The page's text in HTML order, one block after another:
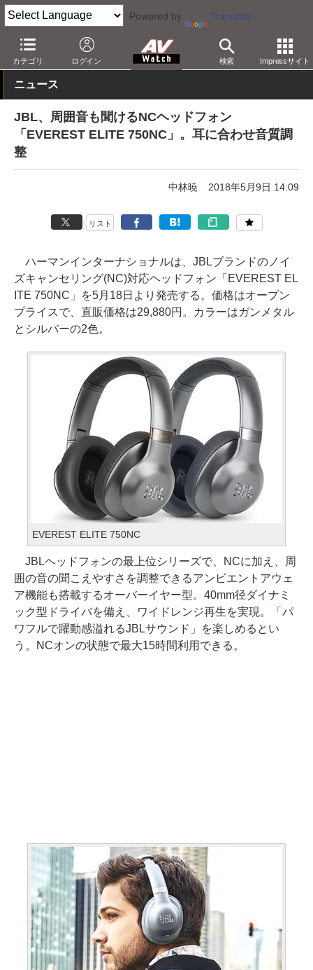
Powered by Translate
カテゴリ ログイン 検索 Impressサイト
AV Watch 製品 ヘッドフォン JBL
ニュース
JBL、周囲音も聞けるNCヘッドフォン
「EVEREST ELITE 750NC」。耳に合わせ音質調
整
中林暁 2018年5月9日 14:09
リスト
ハーマンインターナショナルは、JBLブランドのノイ
ズキャンセリング(NC)対応ヘッドフォン「EVEREST EL
ITE 750NC」を5月18日より発売する。価格はオープン
プライスで、直販価格は29,880円。カラーはガンメタル
とシルバーの2色。
EVEREST ELITE 750NC
JBLヘッドフォンの最上位シリーズで、NCに加え、周
囲の音の聞こえやすさを調整できるアンビエントアウェ
ア機能も搭載するオーバーイヤー型。40mm径ダイナミ
ック型ドライバを備え、ワイドレンジ再生を実現。「パ
ワフルで躍動感溢れるJBLサウンド」を楽しめるとい
う。NCオンの状態で最大15時間利用できる。